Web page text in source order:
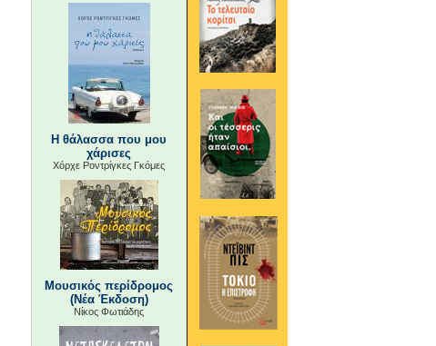
Η θάλασσα που μου
χάρισες
Χόρχε Ροντρίγκες Γκόμες
Μουσικός περίδρομος
(Νέα Έκδοση)
Νίκος Φωτιάδης